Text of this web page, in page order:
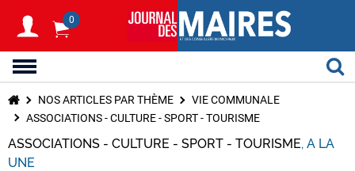
0
NOS ARTICLES PAR THÈME
VIE COMMUNALE
ASSOCIATIONS - CULTURE - SPORT - TOURISME
ASSOCIATIONS - CULTURE - SPORT - TOURISME A LA
UNE